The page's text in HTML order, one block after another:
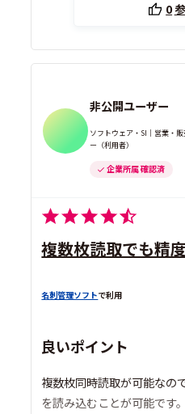
0
非公開ユーザー
ソフトウェア・SI｜営業・
ー（利用者）
企業所属 確認済
複数枚読取でも精
名刺管理ソフトで利用
良いポイント
複数枚同時読取が可能なの
を読み込むことが可能です。